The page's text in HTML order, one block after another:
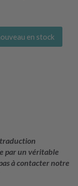
en stock
par un véritable
à contacter notre